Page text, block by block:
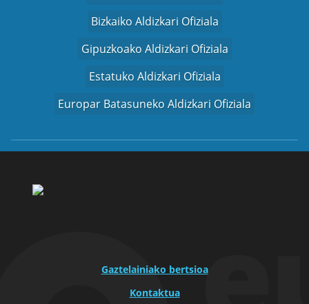
Bizkaiko Aldizkari Ofiziala
Gipuzkoako Aldizkari Ofiziala
Estatuko Aldizkari Ofiziala
Europar Batasuneko Aldizkari Ofiziala
Gaztelainiako bertsioa
Kontaktua